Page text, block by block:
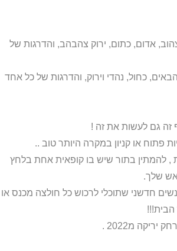
אדום, כתום, ירוק צהבהב, והדרגות של
כחול, נהדי וירוק, והדרגות של כל אחד
זה גם לעשות את זה !
פתוח או קניון במקרה היותר טוב ..
, להמתין בתור שיש בו קופאית אחת בלחץ
שלך.
חדשני שתוכלי לרכוש כל חולצה מכנס או